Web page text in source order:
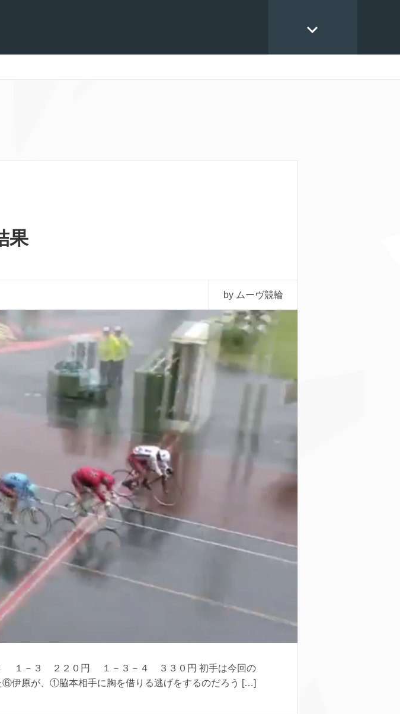
果
by ムーヴ競輪
－３ ２２０円 １－３－４ ３３０円 初手は今回の
伊原が、①脇本相手に胸を借りる逃げをするのだろう […]